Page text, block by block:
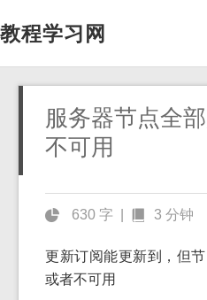
教程学习网
服务器节点全
不可用
630 字 3 分钟
更新订阅能更新到，但
或者不可用